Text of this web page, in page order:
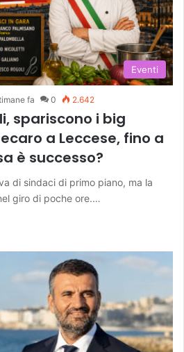
Eventi
fa 0 2.642
spariscono i big
a Leccese, fino a
è successo?
di sindaci di primo piano, ma la
giro di poche ore.…